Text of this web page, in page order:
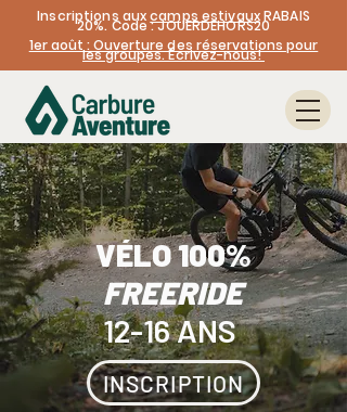
Inscriptions auxcamps estivauxRABAIS
20%. Code : JOUERDEHORS20
1er août : Ouverture des réservations pour
les groupes. Écrivez-nous!
VÉLO 100%
FREERIDE
12-16 ANS
INSCRIPTION